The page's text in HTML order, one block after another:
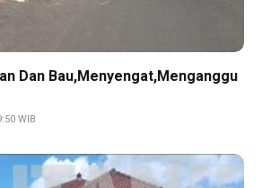
Dan Bau,Menyengat,Menganggu
WIB